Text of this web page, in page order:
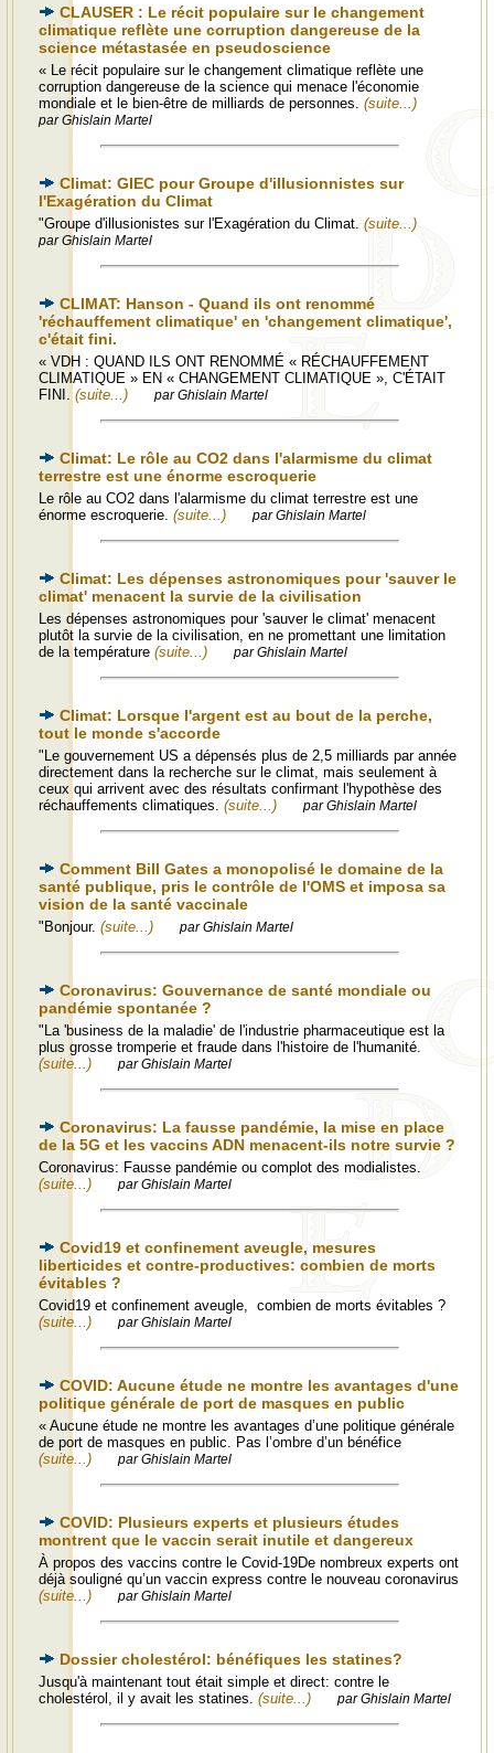
CLAUSER : Le récit populaire sur le changement
climatique reflète une corruption dangereuse de la
science métastasée en pseudoscience
« Le récit populaire sur le changement climatique reflète une
corruption dangereuse de la science qui menace l'économie
mondiale et le bien-être de milliards de personnes. (suite...)
par Ghislain Martel
Climat: GIEC pour Groupe d'illusionnistes sur
l'Exagération du Climat
"Groupe d'illusionistes sur l'Exagération du Climat. (suite...)
par Ghislain Martel
CLIMAT: Hanson - Quand ils ont renommé
'réchauffement climatique' en 'changement climatique',
c'était fini.
« VDH : QUAND ILS ONT RENOMMÉ « RÉCHAUFFEMENT
CLIMATIQUE » EN « CHANGEMENT CLIMATIQUE », C'ÉTAIT
FINI. (suite...) par Ghislain Martel
Climat: Le rôle au CO2 dans l'alarmisme du climat
terrestre est une énorme escroquerie
Le rôle au CO2 dans l'alarmisme du climat terrestre est une
énorme escroquerie. (suite...) par Ghislain Martel
Climat: Les dépenses astronomiques pour 'sauver le
climat' menacent la survie de la civilisation
Les dépenses astronomiques pour 'sauver le climat' menacent
plutôt la survie de la civilisation, en ne promettant une limitation
de la température (suite...) par Ghislain Martel
Climat: Lorsque l'argent est au bout de la perche,
tout le monde s'accorde
"Le gouvernement US a dépensés plus de 2,5 milliards par année
directement dans la recherche sur le climat, mais seulement à
ceux qui arrivent avec des résultats confirmant l'hypothèse des
réchauffements climatiques. (suite...) par Ghislain Martel
Comment Bill Gates a monopolisé le domaine de la
santé publique, pris le contrôle de l'OMS et imposa sa
vision de la santé vaccinale
"Bonjour. (suite...) par Ghislain Martel
Coronavirus: Gouvernance de santé mondiale ou
pandémie spontanée ?
"La 'business de la maladie' de l'industrie pharmaceutique est la
plus grosse tromperie et fraude dans l'histoire de l'humanité.
(suite...)
par Ghislain Martel
Coronavirus: La fausse pandémie, la mise en place
de la 5G et les vaccins ADN menacent-ils notre survie ?
Coronavirus: Fausse pandémie ou complot des modialistes.
(suite...)
par Ghislain Martel
Covid19 et confinement aveugle, mesures
liberticides et contre-productives: combien de morts
évitables ?
Covid19 et confinement aveugle, combien de morts évitables ?
(suite...)
par Ghislain Martel
COVID: Aucune étude ne montre les avantages d'une
politique générale de port de masques en public
« Aucune étude ne montre les avantages d’une politique générale
de port de masques en public. Pas l’ombre d’un bénéfice
(suite...)
par Ghislain Martel
COVID: Plusieurs experts et plusieurs études
montrent que le vaccin serait inutile et dangereux
À propos des vaccins contre le Covid-19De nombreux experts ont
déjà souligné qu’un vaccin express contre le nouveau coronavirus
(suite...)
par Ghislain Martel
Dossier cholestérol: bénéfiques les statines?
Jusqu'à maintenant tout était simple et direct: contre le
cholestérol, il y avait les statines. (suite...) par Ghislain Martel